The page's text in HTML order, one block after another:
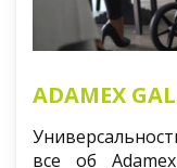
ADAMEX
все об